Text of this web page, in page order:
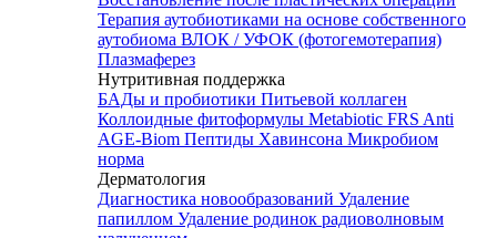
Терапия аутобиотиками на основе собственного
аутобиома ВЛОК / УФОК (фотогемотерапия)
Плазмаферез
Нутритивная поддержка
БАДы и пробиотики Питьевой коллаген
Коллоидные фитоформулы Metabiotic FRS Anti
AGE-Biom Пептиды Хавинсона Микробиом
норма
Дерматология
Диагностика новообразований Удаление
папиллом Удаление родинок радиоволновым